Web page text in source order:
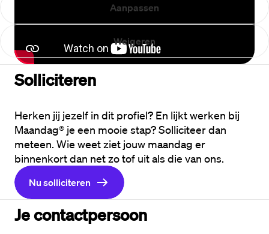
Weigeren
Aanpassen
Solliciteren
Herken jij jezelf in dit profiel? En lijkt werken bij
Maandag® je een mooie stap? Solliciteer dan
meteen. Wie weet ziet jouw maandag er
binnenkort dan net zo tof uit als die van ons.
Nu solliciteren
Je contactpersoon